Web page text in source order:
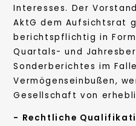
Interesses. Der
AktG dem Aufsichtsrat
berichtspflichtig in
Quartals- und
Sonderberichtes im
Vermögenseinbußen,
Gesellschaft von
- Rechtliche